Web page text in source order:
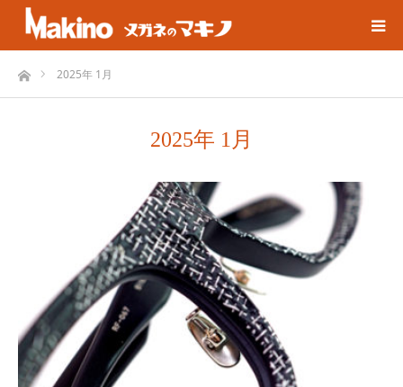
ホーム2025年 1月
2025年 1月